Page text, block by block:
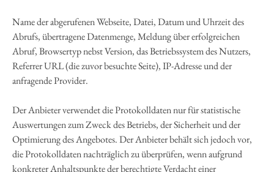
Name der abgerufenen Webseite, Datei, Datum und Uhrzeit des
Abrufs, übertragene Datenmenge, Meldung über erfolgreichen
Abruf, Browsertyp nebst Version, das Betriebssystem des Nutzers,
Referrer URL (die zuvor besuchte Seite), IP-Adresse und der
anfragende Provider.
Der Anbieter verwendet die Protokolldaten nur für statistische
Auswertungen zum Zweck des Betriebs, der Sicherheit und der
Optimierung des Angebotes. Der Anbieter behält sich jedoch vor,
die Protokolldaten nachträglich zu überprüfen, wenn aufgrund
konkreter Anhaltspunkte der berechtigte Verdacht einer